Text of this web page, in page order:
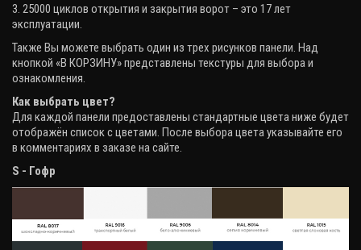
3. 25000 циклов открытия и закрытия ворот – это 17 лет
эксплуатации.
Также Вы можете выбрать один из трех рисунков панели. Над
кнопкой «В КОРЗИНУ» представлены текстуры для выбора и
ознакомления.
Как выбрать цвет?
Для каждой панели предоставлены стандартные цвета ниже будет
отображён список с цветами. После выбора цвета указывайте его
в комментариях в заказе на сайте.
S - Гофр